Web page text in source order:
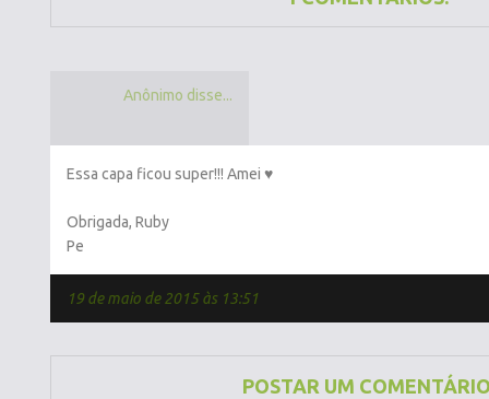
Anônimo disse...
Essa capa ficou super!!! Amei ♥
Obrigada, Ruby
Pe
19 de maio de 2015 às 13:51
POSTAR UM